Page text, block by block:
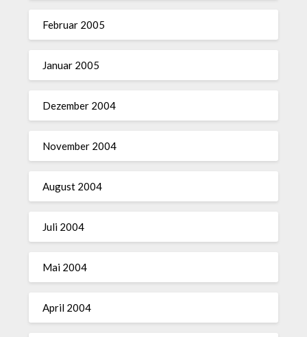
Februar 2005
Januar 2005
Dezember 2004
November 2004
August 2004
Juli 2004
Mai 2004
April 2004